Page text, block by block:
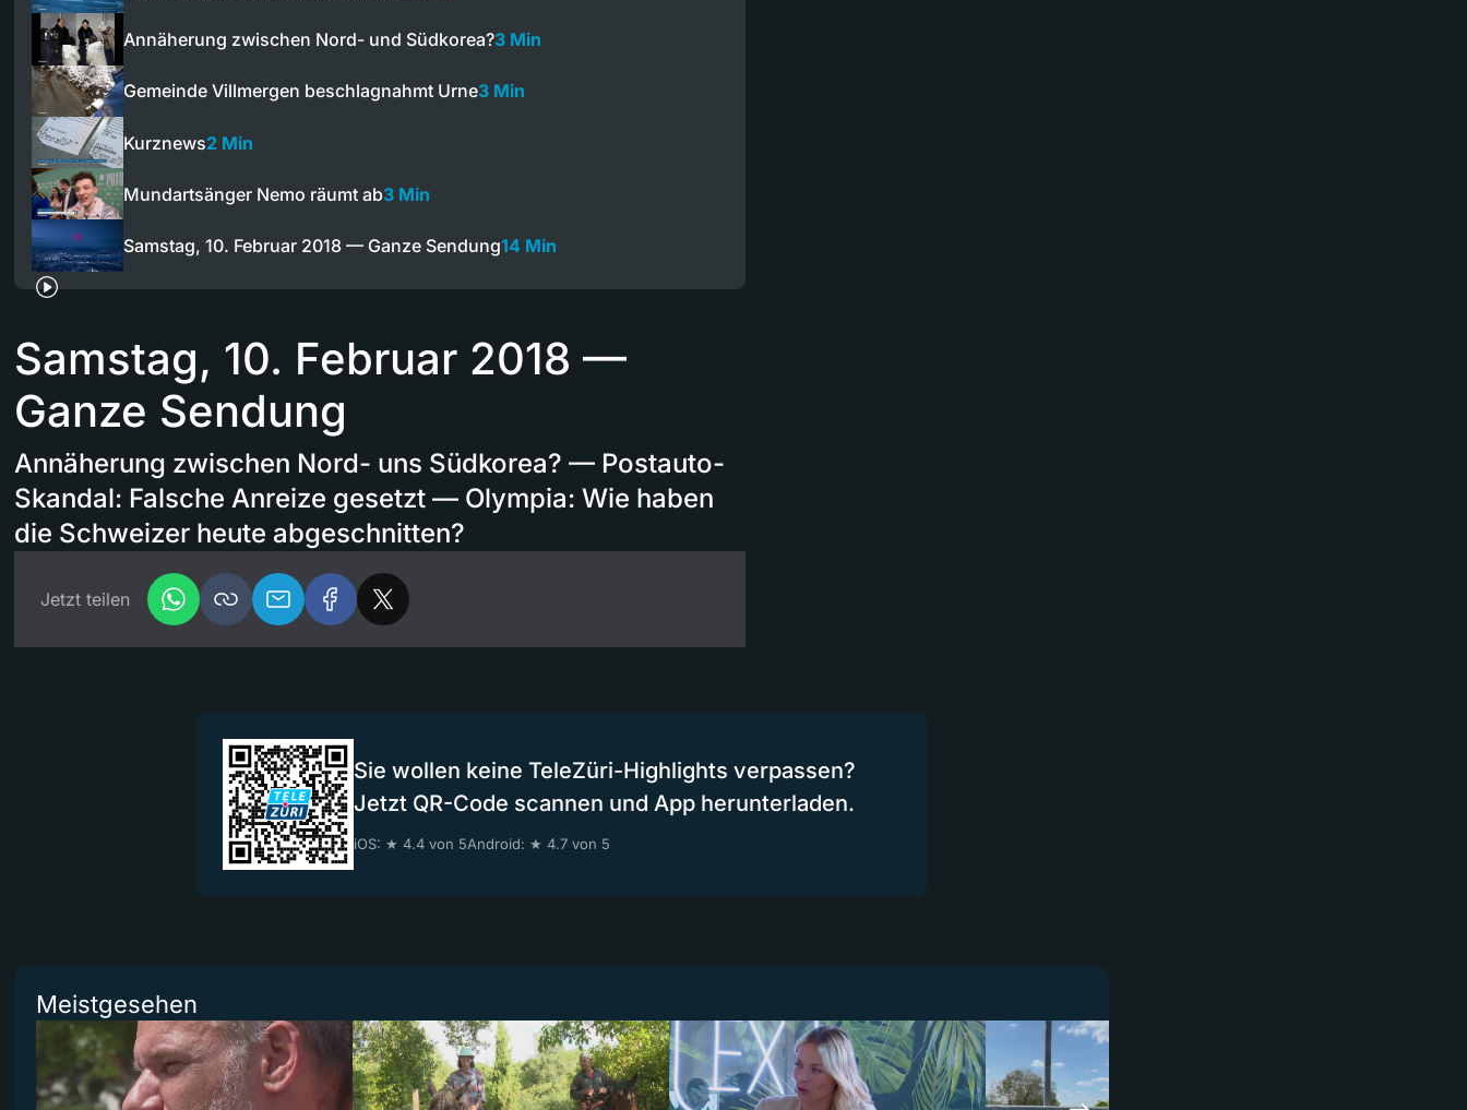
Annäherung zwischen Nord- und Südkorea?3 Min
Gemeinde Villmergen beschlagnahmt Urne3 Min
Kurznews2 Min
Mundartsänger Nemo räumt ab3 Min
Samstag, 10. Februar 2018 — Ganze Sendung14 Min
Samstag, 10. Februar 2018 —
Ganze Sendung
Annäherung zwischen Nord- uns Südkorea? — Postauto-
Skandal: Falsche Anreize gesetzt — Olympia: Wie haben
die Schweizer heute abgeschnitten?
Jetzt teilen
Sie wollen keine TeleZüri-Highlights verpassen?
Jetzt QR-Code scannen und App herunterladen.
iOS: ★ 4.4 von 5Android: ★ 4.7 von 5
Meistgesehen